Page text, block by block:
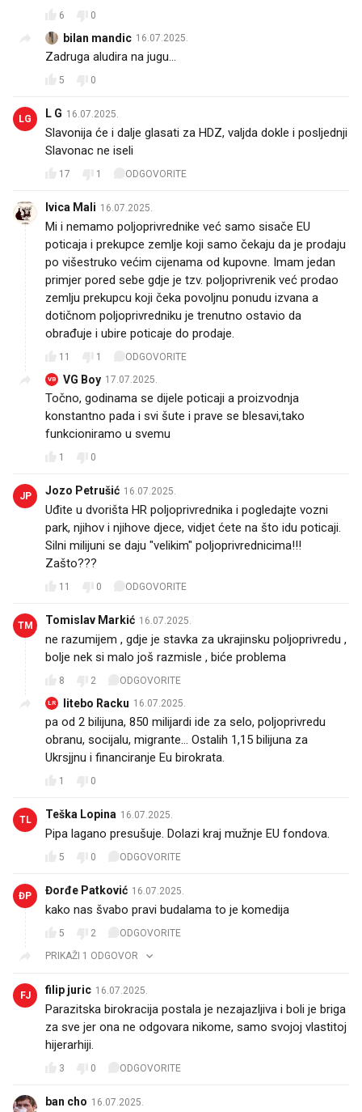
6 0
bilan mandic 16.07.2025.
Zadruga aludira na jugu...
5 0
LG L G 16.07.2025.
Slavonija će i dalje glasati za HDZ, valjda dokle i posljednji
Slavonac ne iseli
17 1 ODGOVORITE
Ivica Mali 16.07.2025.
Mi i nemamo poljoprivrednike već samo sisače EU
poticaja i prekupce zemlje koji samo čekaju da je prodaju
po višestruko većim cijenama od kupovne. Imam jedan
primjer pored sebe gdje je tzv. poljoprivrenik već prodao
zemlju prekupcu koji čeka povoljnu ponudu izvana a
dotičnom poljoprivredniku je trenutno ostavio da
obrađuje i ubire poticaje do prodaje.
11 1 ODGOVORITE
VB VG Boy 17.07.2025.
Točno, godinama se dijele poticaji a proizvodnja
konstantno pada i svi šute i prave se blesavi,tako
funkcioniramo u svemu
1 0
JP Jozo Petrušić 16.07.2025.
Uđite u dvorišta HR poljoprivrednika i pogledajte vozni
park, njihov i njihove djece, vidjet ćete na što idu poticaji.
Silni milijuni se daju "velikim" poljoprivrednicima!!!
Zašto???
11 0 ODGOVORITE
TM Tomislav Markić 16.07.2025.
ne razumijem , gdje je stavka za ukrajinsku poljoprivredu ,
bolje nek si malo još razmisle , biće problema
8 2 ODGOVORITE
LR litebo Racku 16.07.2025.
pa od 2 bilijuna, 850 milijardi ide za selo, poljoprivredu
obranu, socijalu, migrante... Ostalih 1,15 bilijuna za
Ukrsjjnu i financiranje Eu birokrata.
1 0
TL Teška Lopina 16.07.2025.
Pipa lagano presušuje. Dolazi kraj mužnje EU fondova.
5 0 ODGOVORITE
ĐP Đorđe Patković 16.07.2025.
kako nas švabo pravi budalama to je komedija
5 2
ODGOVORITE
PRIKAŽI 1 ODGOVOR
FJ filip juric 16.07.2025.
Parazitska birokracija postala je nezajazljiva i boli je briga
za sve jer ona ne odgovara nikome, samo svojoj vlastitoj
hijerarhiji.
3 0 ODGOVORITE
ban cho 16.07.2025.